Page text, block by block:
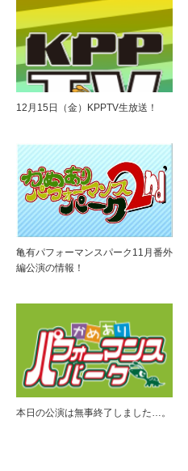
12月15日（金）KPPTV生放送！
亀有パフォーマンスパーク11月番外
編公演の情報！
本日の公演は無事終了しました…。